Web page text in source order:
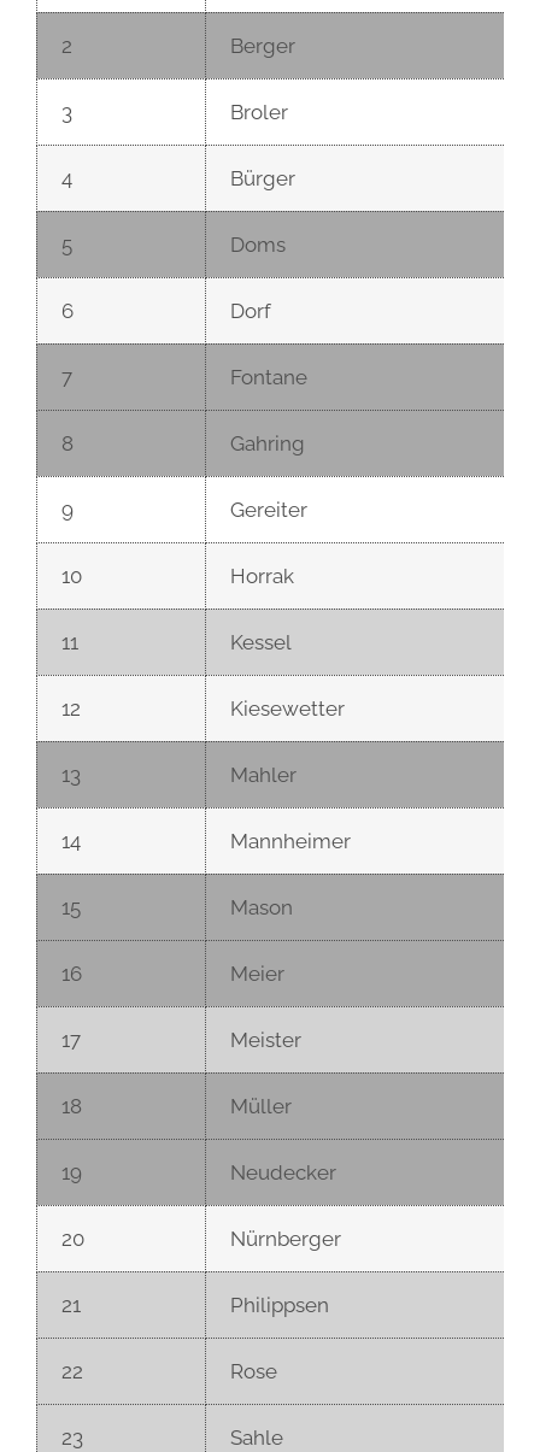
2 Berger
3 Broler
4 Bürger
5 Doms
6 Dorf
7 Fontane
8 Gahring
9 Gereiter
10 Horrak
11 Kessel
12 Kiesewetter
13 Mahler
14 Mannheimer
15 Mason
16 Meier
17 Meister
18 Müller
19 Neudecker
20 Nürnberger
21 Philippsen
22 Rose
23 Sahle